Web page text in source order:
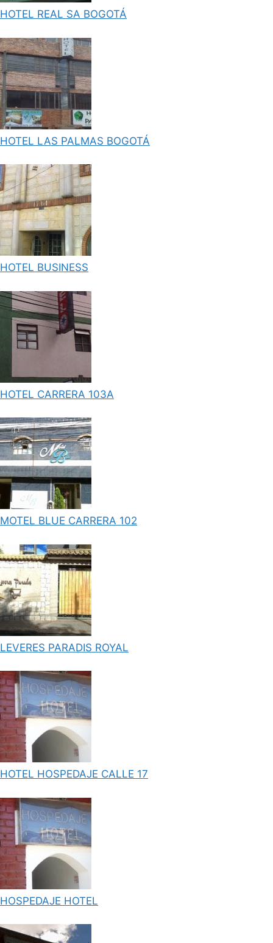
HOTEL REAL SA BOGOTÁ
HOTEL LAS PALMAS BOGOTÁ
HOTEL BUSINESS
HOTEL CARRERA 103A
MOTEL BLUE CARRERA 102
LEVERES PARADIS ROYAL
HOTEL HOSPEDAJE CALLE 17
HOSPEDAJE HOTEL